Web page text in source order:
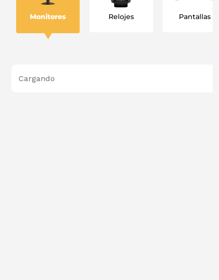
Monitores Relojes Pantallas
Cargando